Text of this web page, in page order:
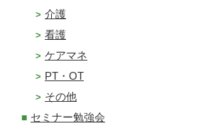
介護
看護
ケアマネ
PT・OT
その他
セミナー勉強会